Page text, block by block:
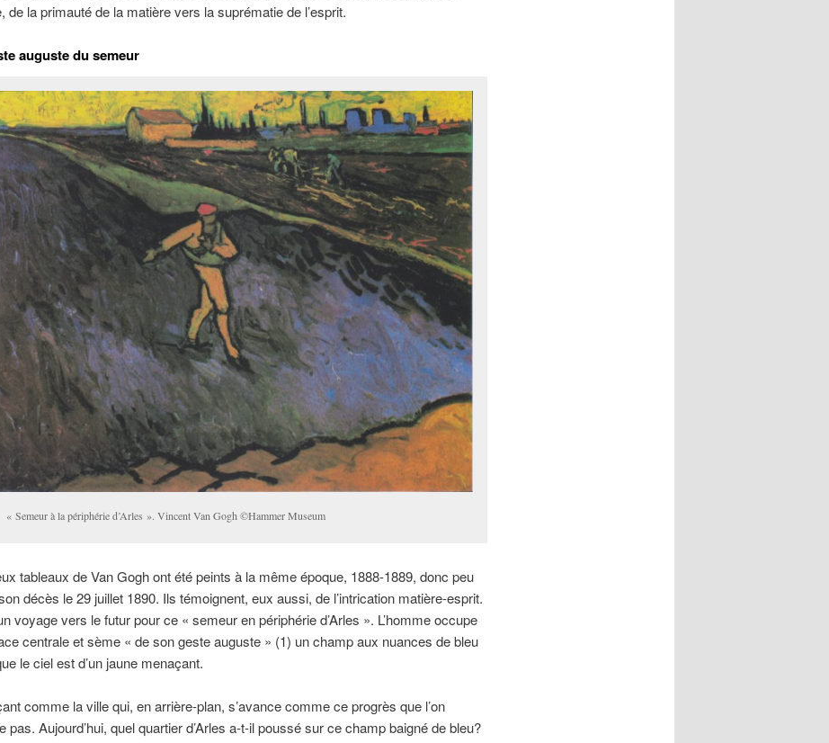
de la primauté de la matière vers la suprématie de l’esprit.
auguste du semeur
« Semeur à la périphérie d’Arles ». Vincent Van Gogh ©Hammer Museum
tableaux de Van Gogh ont été peints à la même époque, 1888-1889, donc peu
décès le 29 juillet 1890. Ils témoignent, eux aussi, de l’intrication matière-esprit.
voyage vers le futur pour ce « semeur en périphérie d’Arles ». L’homme occupe
centrale et sème « de son geste auguste » (1) un champ aux nuances de bleu
le ciel est d’un jaune menaçant.
comme la ville qui, en arrière-plan, s’avance comme ce progrès que l’on
pas. Aujourd’hui, quel quartier d’Arles a-t-il poussé sur ce champ baigné de bleu?